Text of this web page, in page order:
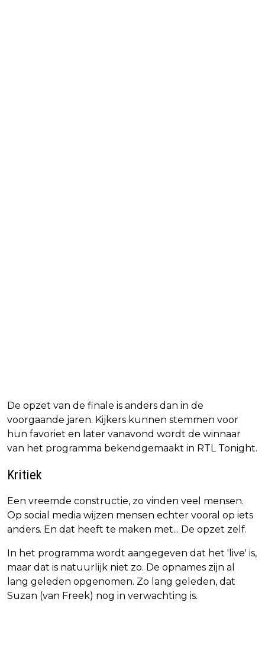
De opzet van de finale is anders dan in de
voorgaande jaren. Kijkers kunnen stemmen voor
hun favoriet en later vanavond wordt de winnaar
van het programma bekendgemaakt in RTL Tonight.
Kritiek
Een vreemde constructie, zo vinden veel mensen.
Op social media wijzen mensen echter vooral op iets
anders. En dat heeft te maken met... De opzet zelf.
In het programma wordt aangegeven dat het 'live' is,
maar dat is natuurlijk niet zo. De opnames zijn al
lang geleden opgenomen. Zo lang geleden, dat
Suzan (van Freek) nog in verwachting is.